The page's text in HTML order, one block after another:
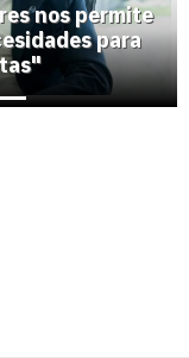
nos permite
para